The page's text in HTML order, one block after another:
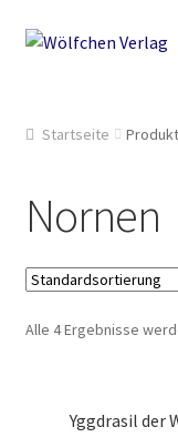
Zur
Springe
AGB
Anthologien
Ausschreibung
Startseite
Nornen
Alle 4 Ergebnisse
Yggdrasil der